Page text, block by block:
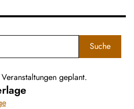
Suche
geplant.